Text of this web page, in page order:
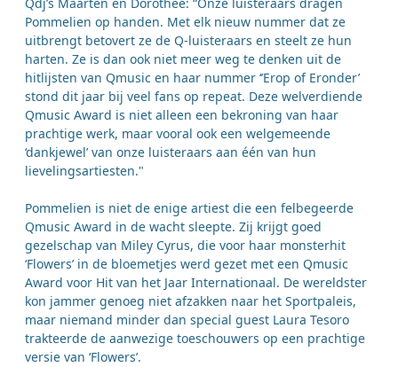
Pommelien op handen. Met elk nieuw nummer dat ze
uitbrengt betovert ze de Q-luisteraars en steelt ze hun
harten. Ze is dan ook niet meer weg te denken uit de
hitlijsten van Qmusic en haar nummer ‘’Erop of Eronder’
stond dit jaar bij veel fans op repeat. Deze welverdiende
Qmusic Award is niet alleen een bekroning van haar
prachtige werk, maar vooral ook een welgemeende
‘dankjewel’ van onze luisteraars aan één van hun
lievelingsartiesten."
Pommelien is niet de enige artiest die een felbegeerde
Qmusic Award in de wacht sleepte. Zij krijgt goed
gezelschap van Miley Cyrus, die voor haar monsterhit
‘Flowers’ in de bloemetjes werd gezet met een Qmusic
Award voor Hit van het Jaar Internationaal. De wereldster
kon jammer genoeg niet afzakken naar het Sportpaleis,
maar niemand minder dan special guest Laura Tesoro
trakteerde de aanwezige toeschouwers op een prachtige
versie van ‘Flowers’.